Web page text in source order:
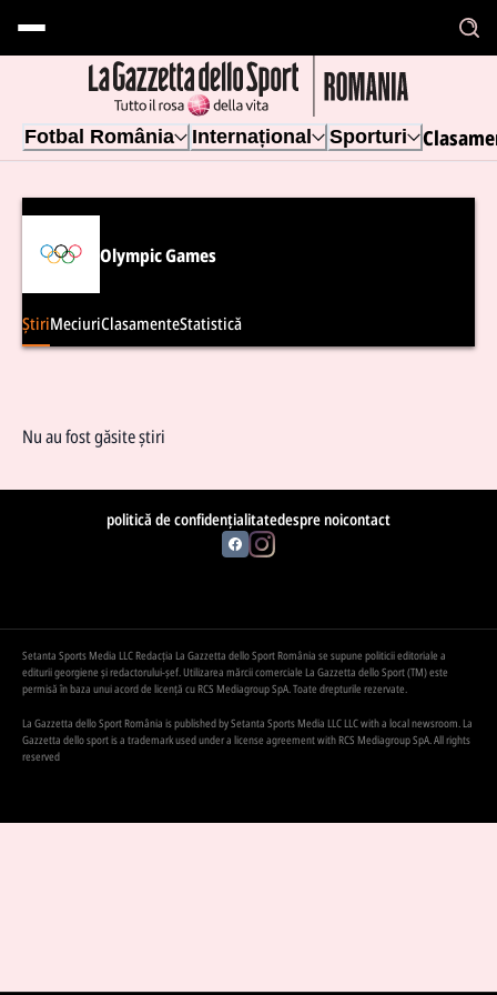
Fotbal România Internațional Sporturi
Olympic Games
ȘtiriMeciuriClasamenteStatistică
Nu au fost găsite știri
politică de confidențialitatedespre noicontact
Setanta Sports Media LLC Redacția La Gazzetta dello Sport România se supune politicii editoriale a
editurii georgiene și redactorului-șef. Utilizarea mărcii comerciale La Gazzetta dello Sport (TM) este
permisă în baza unui acord de licență cu RCS Mediagroup SpA. Toate drepturile rezervate.
La Gazzetta dello Sport România is published by Setanta Sports Media LLC LLC with a local newsroom. La
Gazzetta dello sport is a trademark used under a license agreement with RCS Mediagroup SpA. All rights
reserved